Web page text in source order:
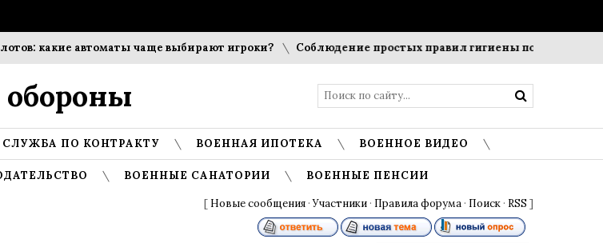
какие автоматы чаще выбирают игроки? Соблюдение простых правил гигиены помогает
СЛУЖБА ПО КОНТРАКТУ ВОЕННАЯ ИПОТЕКА ВОЕННОЕ ВИДЕО
ВОЕННЫЕ САНАТОРИИ ВОЕННЫЕ ПЕНСИИ
[ Новые сообщения ·Участники · Правила форума · Поиск · RSS ]